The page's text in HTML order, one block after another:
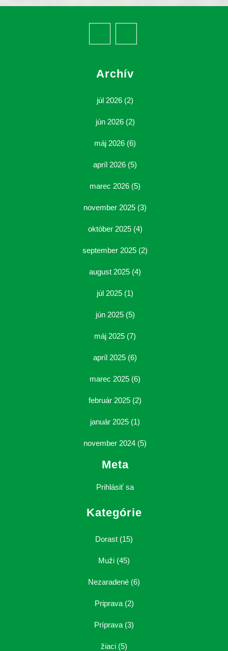
Archív
júl 2026 (2)
jún 2026(2)
máj 2026 (6)
apríl 2026 (5)
marec 2026 (5)
november 2025 (3)
október 2025(4)
september 2025 (2)
august 2025 (4)
júl 2025 (1)
jún 2025(5)
máj 2025 (7)
apríl 2025 (6)
marec 2025 (6)
február 2025 (2)
január 2025 (1)
november 2024 (5)
Meta
Prihlásiť sa
Kategórie
Dorast (15)
Muži (45)
Nezaradené (6)
Priprava(2)
Príprava (3)
žiaci (5)